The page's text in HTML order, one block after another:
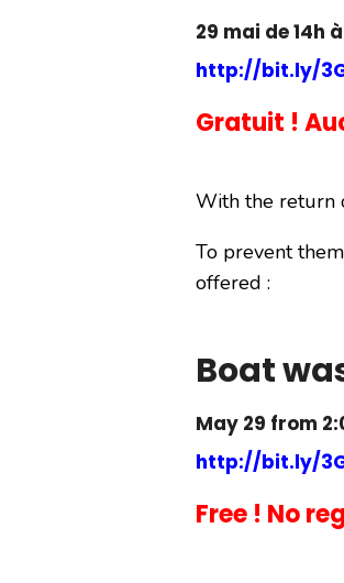
29 mai de 14h
http://bit.ly/
Gratuit !
With the return
To prevent
offered :
Boat
May 29 from
http://bit.ly/
Free ! No